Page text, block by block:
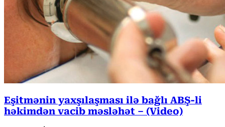
Eşitmənin yaxşılaşması ilə bağlı ABŞ-li
həkimdən vacib məsləhət – (Video)